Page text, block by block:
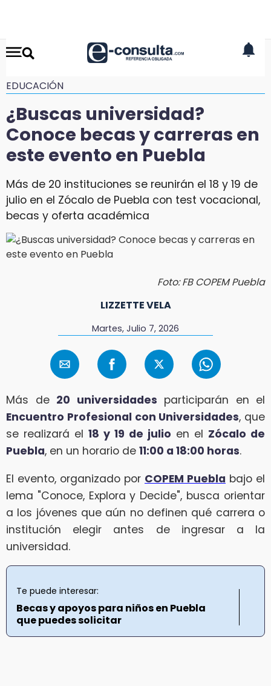
EDUCACIÓN
¿Buscas universidad?
Conoce becas y carreras en
este evento en Puebla
Más de 20 instituciones se reunirán el 18 y 19 de
julio en el Zócalo de Puebla con test vocacional,
becas y oferta académica
Foto: FB COPEM Puebla
LIZZETTE VELA
Martes, Julio 7, 2026
Más de 20 universidades participarán en el
Encuentro Profesional con Universidades, que
se realizará el 18 y 19 de julio en el Zócalo de
Puebla, en un horario de 11:00 a 18:00 horas.
El evento, organizado por COPEM Puebla bajo el
lema "Conoce, Explora y Decide", busca orientar
a los jóvenes que aún no definen qué carrera o
institución elegir antes de ingresar a la
universidad.
Te puede interesar:
Becas y apoyos para niños en Puebla
que puedes solicitar